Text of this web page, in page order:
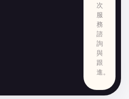
次
服
務
諮
詢
與
跟
進。